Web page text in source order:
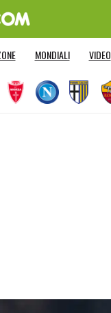
MONDIALI VIDEO